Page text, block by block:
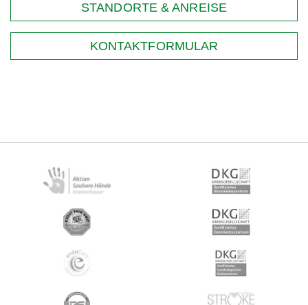
STANDORTE & ANREISE
KONTAKTFORMULAR